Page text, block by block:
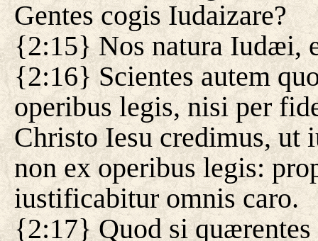
Gentes cogis Iudaizare?
{2:15} Nos natura Iudæi,
{2:16} Scientes autem
operibus legis, nisi per
Christo Iesu credimus, ut
non ex operibus legis:
iustificabitur omnis caro.
{2:17} Quod si